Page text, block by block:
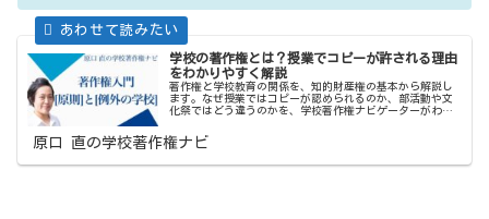
学校の著作権とは？授業でコピーが許される理由
をわかりやすく解説
著作権と学校教育の関係を、知的財産権の基本から解説し
ます。なぜ授業ではコピーが認められるのか、部活動や文
化祭ではどう違うのかを、学校著作権ナビゲーターがわか
原口 直の学校著作権ナビ